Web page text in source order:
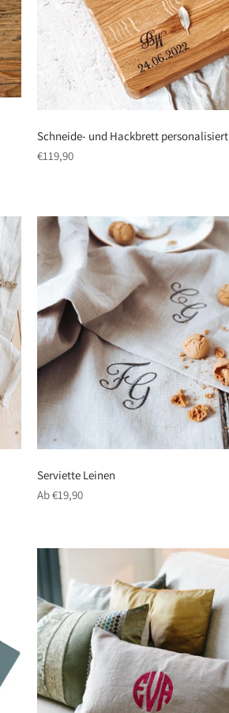
Schneide- und Hackbrett personalisiert
regulärer
€119,90
Serviette Leinen
regulärer
Ab €19,90